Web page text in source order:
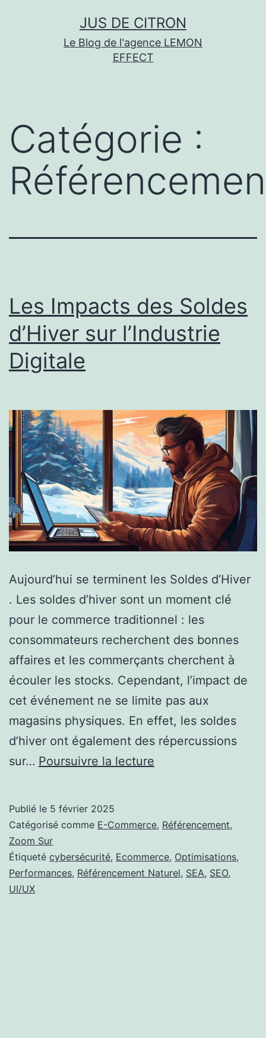
JUS DE CITRON
Le Blog de l'agence LEMON
EFFECT
Catégorie :
Les Impacts des Soldes
d’Hiver sur l’Industrie
Digitale
Aujourd’hui se terminent les Soldes d’Hiver
. Les soldes d’hiver sont un moment clé
pour le commerce traditionnel : les
consommateurs recherchent des bonnes
affaires et les commerçants cherchent à
écouler les stocks. Cependant, l’impact de
cet événement ne se limite pas aux
magasins physiques. En effet, les soldes
d’hiver ont également des répercussions
sur… Poursuivre la lecture
Soldes
sur
l’Industrie
Publié le 5 février 2025
Catégorisé comme E-Commerce, Référencement,
Zoom Sur
Étiqueté cybersécurité, Ecommerce, Optimisations,
Performances, Référencement Naturel, SEA, SEO,
UI/UX